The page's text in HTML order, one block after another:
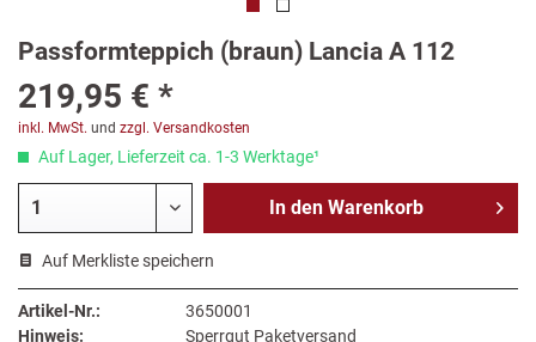
Passformteppich (braun) Lancia A 112
219,95 € *
inkl. MwSt. und zzgl. Versandkosten
Auf Lager, Lieferzeit ca. 1-3 Werktage¹
In den Warenkorb
Auf Merkliste speichern
Artikel-Nr.:
3650001
Hinweis:
Sperrgut Paketversand